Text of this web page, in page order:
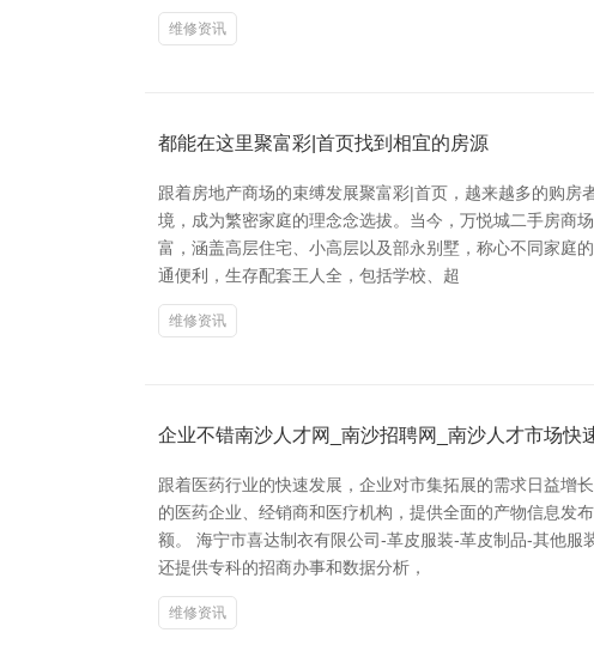
维修资讯
都能在这里聚富彩|首页找到相宜的房源
跟着房地产商场的束缚发展聚富彩|首页，越来越多的购
境，成为繁密家庭的理念念选拔。当今，万悦城二手房商
富，涵盖高层住宅、小高层以及部永别墅，称心不同家庭
通便利，生存配套王人全，包括学校、超
维修资讯
企业不错南沙人才网_南沙招聘网_南沙人才市场快
跟着医药行业的快速发展，企业对市集拓展的需求日益增
的医药企业、经销商和医疗机构，提供全面的产物信息发
额。 海宁市喜达制衣有限公司-革皮服装-革皮制品-其他
还提供专科的招商办事和数据分析，
维修资讯